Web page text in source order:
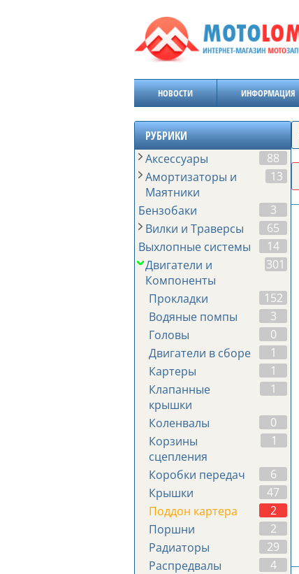
НОВОСТИ ИНФОРМАЦИЯ
РУБРИКИ
Аксессуары
88
Амортизаторы и
Маятники
13
Бензобаки
3
Вилки и Траверсы
65
Выхлопные системы
14
Двигатели и
Компоненты
301
Прокладки
152
Водяные помпы
3
Головы
0
Двигатели в сборе
1
Картеры
1
Клапанные
крышки
1
Коленвалы
0
Корзины
сцепления
1
Коробки передач
6
Крышки
47
Поддон картера
2
Поршни
2
Радиаторы
29
Распредвалы
4